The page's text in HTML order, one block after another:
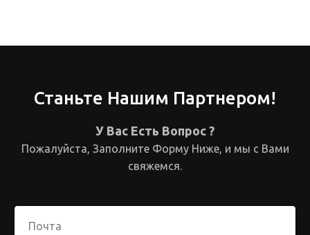
Станьте Нашим Партнером!
У Вас Есть Вопрос ?
Пожалуйста, Заполните Форму Ниже, и мы с Вами
свяжемся.